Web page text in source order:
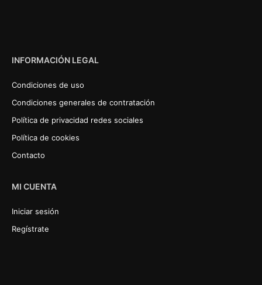
INFORMACIÓN LEGAL
Condiciones de uso
Condiciones generales de contratación
Política de privacidad redes sociales
Política de cookies
Contacto
MI CUENTA
Iniciar sesión
Regístrate